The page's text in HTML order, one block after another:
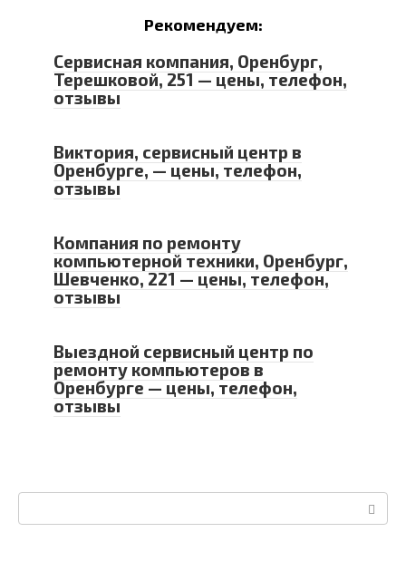
Рекомендуем:
Сервисная компания, Оренбург,
Терешковой, 251 — цены, телефон,
отзывы
Виктория, сервисный центр в
Оренбурге, — цены, телефон,
отзывы
Компания по ремонту
компьютерной техники, Оренбург,
Шевченко, 221 — цены, телефон,
отзывы
Выездной сервисный центр по
ремонту компьютеров в
Оренбурге — цены, телефон,
отзывы